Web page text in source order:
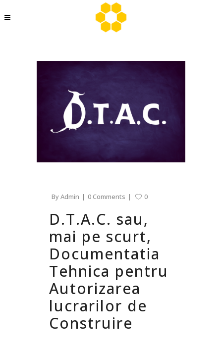
ByAdmin 0 Comments 0
D.T.A.C. sau,
mai pe scurt,
Documentatia
Tehnica pentru
Autorizarea
lucrarilor de
Construire